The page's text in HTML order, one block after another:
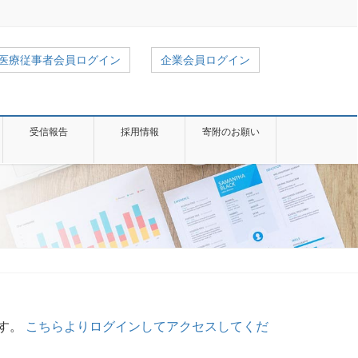
医療従事者会員ログイン 企業会員ログイン
受信報告 採用情報 寄附のお願い
。
こちらよりログインしてアクセスしてくだ